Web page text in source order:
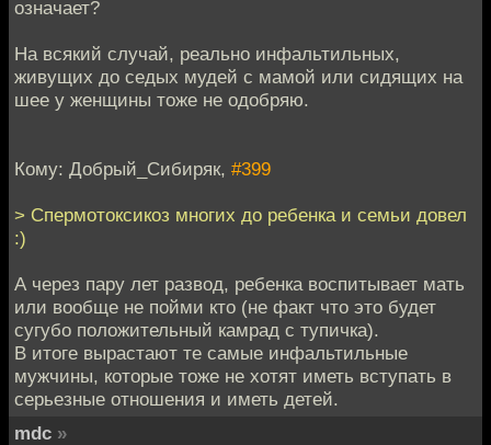
означает?
На всякий случай, реально инфальтильных,
живущих до седых мудей с мамой или сидящих на
шее у женщины тоже не одобряю.
Кому: Добрый_Сибиряк, #399
> Спермотоксикоз многих до ребенка и семьи довел
:)
А через пару лет развод, ребенка воспитывает мать
или вообще не пойми кто (не факт что это будет
сугубо положительный камрад с тупичка).
В итоге вырастают те самые инфальтильные
мужчины, которые тоже не хотят иметь вступать в
серьезные отношения и иметь детей.
mdc »